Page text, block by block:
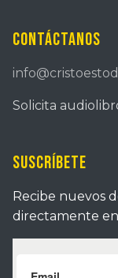
Contáctanos
Solicita
Suscríbete
Recibe nuevos
directamente